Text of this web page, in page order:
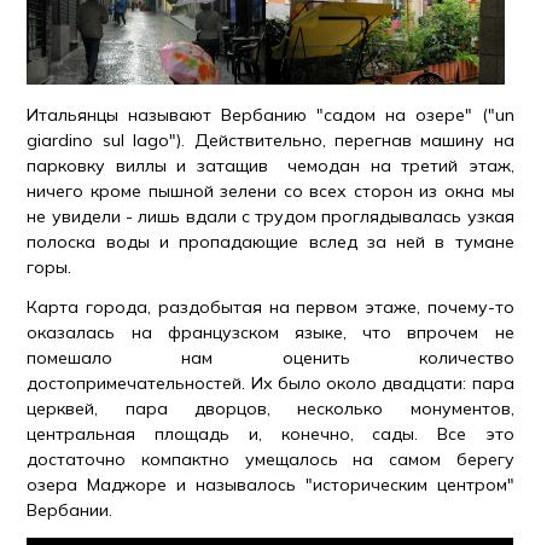
Итальянцы называют Вербанию "садом на озере" ("un
giardino sul lago"). Действительно, перегнав машину на
парковку виллы и затащив чемодан на третий этаж,
ничего кроме пышной зелени со всех сторон из окна мы
не увидели - лишь вдали с трудом проглядывалась узкая
полоска воды и пропадающие вслед за ней в тумане
горы.
Карта города, раздобытая на первом этаже, почему-то
оказалась на французском языке, что впрочем не
помешало нам оценить количество
достопримечательностей. Их было около двадцати: пара
церквей, пара дворцов, несколько монументов,
центральная площадь и, конечно, сады. Все это
достаточно компактно умещалось на самом берегу
озера Маджоре и называлось "историческим центром"
Вербании.